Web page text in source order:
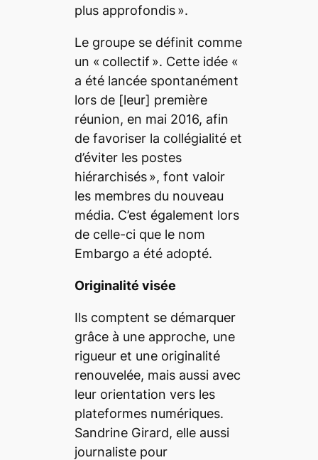
plus approfondis ».
Le groupe se définit comme
un « collectif ». Cette idée «
a été lancée spontanément
lors de [leur] première
réunion, en mai 2016, afin
de favoriser la collégialité et
d’éviter les postes
hiérarchisés », font valoir
les membres du nouveau
média. C’est également lors
de celle-ci que le nom
Embargo a été adopté.
Originalité visée
Ils comptent se démarquer
grâce à une approche, une
rigueur et une originalité
renouvelée, mais aussi avec
leur orientation vers les
plateformes numériques.
Sandrine Girard, elle aussi
journaliste pour